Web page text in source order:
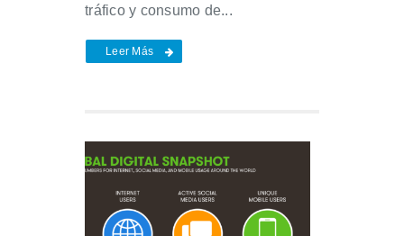
tráfico y consumo de...
Leer Más